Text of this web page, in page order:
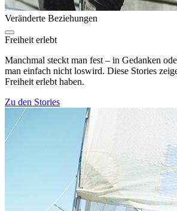
Veränderte Beziehungen
Freiheit erlebt
Manchmal steckt man fest – in Gedanken
man einfach nicht loswird. Diese Stories
Freiheit erlebt haben.
Zu den Stories